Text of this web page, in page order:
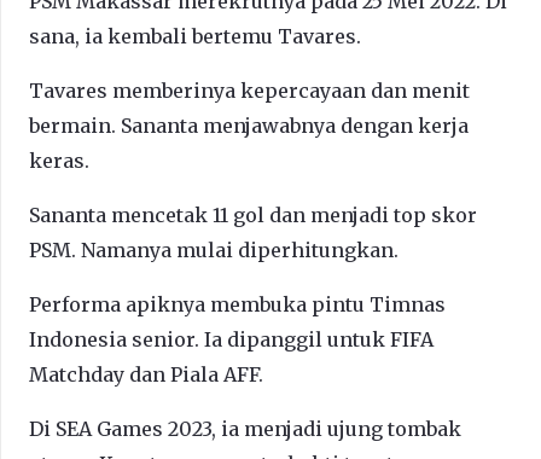
sana, ia kembali bertemu Tavares.
Tavares memberinya kepercayaan dan menit
bermain. Sananta menjawabnya dengan kerja
keras.
Sananta mencetak 11 gol dan menjadi top skor
PSM. Namanya mulai diperhitungkan.
Performa apiknya membuka pintu Timnas
Indonesia senior. Ia dipanggil untuk FIFA
Matchday dan Piala AFF.
Di SEA Games 2023, ia menjadi ujung tombak